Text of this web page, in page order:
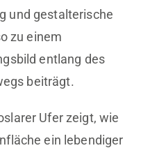
und gestalterische
zu einem
entlang des
beiträgt.
Ufer zeigt, wie
ein lebendiger